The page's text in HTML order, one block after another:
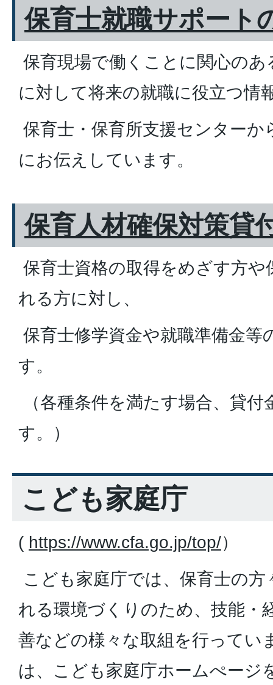
保育士就職サポート
保育現場で働くことに関心の
に対して将来の就職に役立つ情
保育士・保育所支援センターか
にお伝えしています。
保育人材確保対策貸
保育士資格の取得をめざす方や
れる方に対し、
保育士修学資金や就職準備金等
す。
（各種条件を満たす場合、貸
す。）
こども家庭庁
( https://www.cfa.go.jp/top/）
こども家庭庁では、保育士の
れる環境づくりのため、技能・
善などの様々な取組を行ってい
は、こども家庭庁ホームぺージ